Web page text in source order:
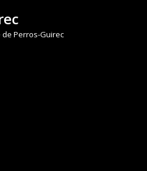
Perros-Guirec